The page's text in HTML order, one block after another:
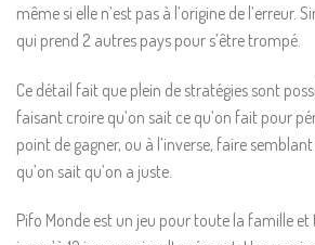
même si elle n’est pas à l’origine de l’erreur.
qui prend 2 autres pays pour s’être trompé.
Ce détail fait que plein de stratégies sont
faisant croire qu’on sait ce qu’on fait pour
point de gagner, ou à l’inverse, faire
qu’on sait qu’on a juste.
Pifo Monde est un jeu pour toute la famille